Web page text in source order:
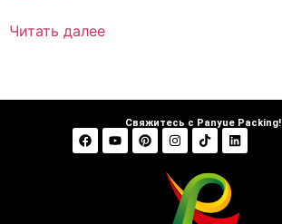
Читать далее
Свяжитесь с Panyue Packing!